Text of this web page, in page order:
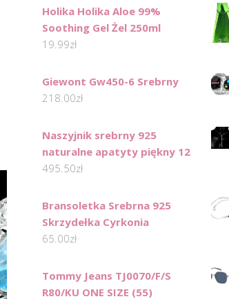
Holika Holika Aloe 99%
Soothing Gel Żel 250ml
19.99zł
Giewont Gw450-6 Srebrny
218.00zł
Naszyjnik srebrny 925
naturalne apatyty piękny 12
495.50zł
Bransoletka Srebrna 925
Skrzydełka Cyrkonia
65.00zł
Tommy Jeans TJ0070/F/S
R80/KU ONE SIZE (55)